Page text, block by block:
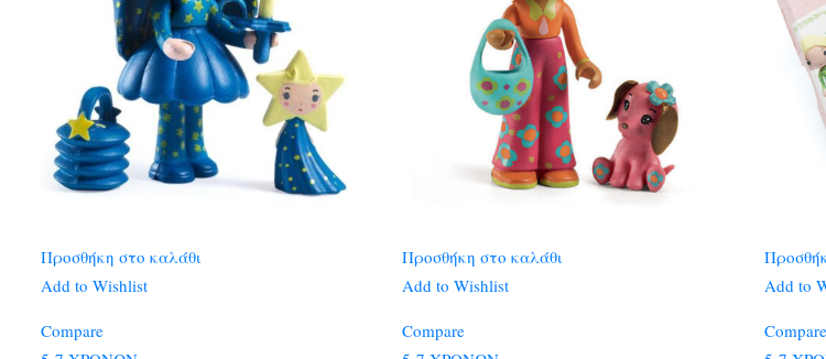
Προσθήκη στο καλάθι
Add to Wishlist
Compare
Προσθήκη στο καλάθι
Add to Wishlist
Compare
Add to
Compare